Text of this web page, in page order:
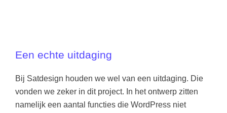
Een echte uitdaging
Bij Satdesign houden we wel van een uitdaging. Die
vonden we zeker in dit project. In het ontwerp zitten
namelijk een aantal functies die WordPress niet